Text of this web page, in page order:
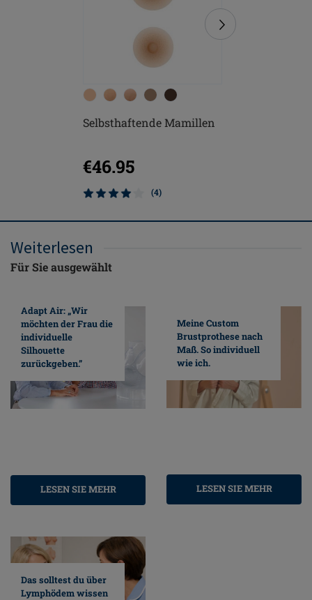
Selbsthaftende Mamillen
€46.95
(4)
Weiterlesen
Für Sie ausgewählt
Adapt Air: „Wir
möchten der Frau die
individuelle
Silhouette
zurückgeben.”
LESEN SIE MEHR
Meine Custom
Brustprothese nach
Maß. So individuell
wie ich.
LESEN SIE MEHR
Das solltest du über
Lymphödem wissen